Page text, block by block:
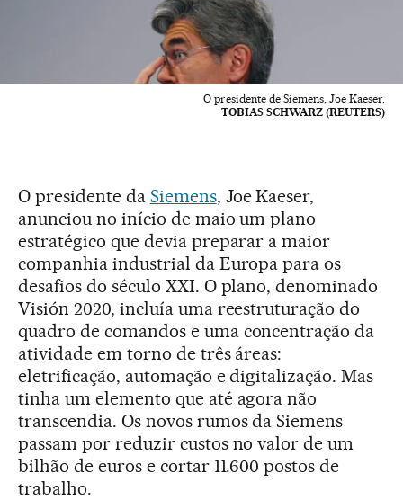
O presidente de Siemens, Joe Kaeser.
TOBIAS SCHWARZ (REUTERS)
O presidente da Siemens, Joe Kaeser,
anunciou no início de maio um plano
estratégico que devia preparar a maior
companhia industrial da Europa para os
desafios do século XXI. O plano, denominado
Visión 2020, incluía uma reestruturação do
quadro de comandos e uma concentração da
atividade em torno de três áreas:
eletrificação, automação e digitalização. Mas
tinha um elemento que até agora não
transcendia. Os novos rumos da Siemens
passam por reduzir custos no valor de um
bilhão de euros e cortar 11.600 postos de
trabalho.